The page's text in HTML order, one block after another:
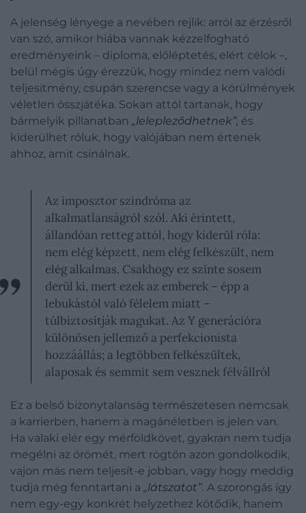
A jelenség lényege a nevében rejlik: arról az érzésről
van szó, amikor hiába vannak kézzelfogható
eredményeink – diploma, előléptetés, elért célok –,
belül mégis úgy érezzük, hogy mindez nem valódi
teljesítmény, csupán szerencse vagy a körülmények
véletlen összjátéka. Sokan attól tartanak, hogy
bármelyik pillanatban „lelepleződhetnek”, és
kiderülhet róluk, hogy valójában nem értenek
ahhoz, amit csinálnak.
Az imposztor szindróma az
alkalmatlanságról szól. Aki érintett,
állandóan retteg attól, hogy kiderül róla:
nem elég képzett, nem elég felkészült, nem
elég alkalmas. Csakhogy ez szinte sosem
derül ki, mert ezek az emberek – épp a
lebukástól való félelem miatt –
túlbiztosítják magukat. Az Y generációra
különösen jellemző a perfekcionista
hozzáállás; a legtöbben felkészültek,
alaposak és semmit sem vesznek félvállról
Ez a belső bizonytalanság természetesen nemcsak
a karrierben, hanem a magánéletben is jelen van.
Ha valaki elér egy mérföldkövet, gyakran nem tudja
megélni az örömét, mert rögtön azon gondolkodik,
vajon más nem teljesít-e jobban, vagy hogy meddig
tudja még fenntartani a „látszatot”. A szorongás így
nem egy-egy konkrét helyzethez kötődik, hanem